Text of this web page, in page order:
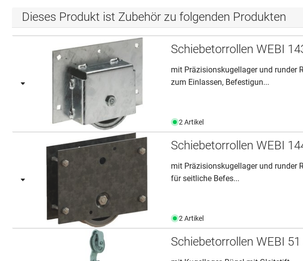
Dieses Produkt ist Zubehör zu folgenden Produkten
Schiebetorrollen WEBI
mit Präzisionskugellager und runder
zum Einlassen, Befestigun...
2 Artikel
Schiebetorrollen WEBI
mit Präzisionskugellager und runder
für seitliche Befes...
2 Artikel
Schiebetorrollen WEBI 51